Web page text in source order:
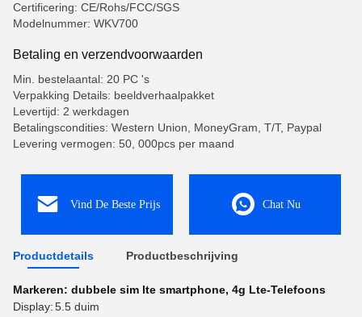
Certificering: CE/Rohs/FCC/SGS
Modelnummer: WKV700
Betaling en verzendvoorwaarden
Min. bestelaantal: 20 PC 's
Verpakking Details: beeldverhaalpakket
Levertijd: 2 werkdagen
Betalingscondities: Western Union, MoneyGram, T/T, Paypal
Levering vermogen: 50, 000pcs per maand
Vind De Beste Prijs Chat Nu
Productdetails Productbeschrijving
Markeren: dubbele sim lte smartphone, 4g Lte-Telefoons
Display:5.5 duim